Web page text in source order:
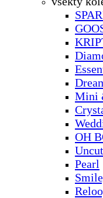
Mini
OH
Pearl